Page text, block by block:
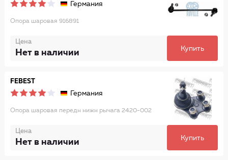
Германия
Опора шаровая 916891
Цена
Нет в наличии Купить
FEBEST
Германия
Опора шаровая передн нижн рычага 2420-002
Цена
Нет в наличии Купить